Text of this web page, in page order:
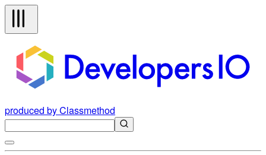
produced by Classmethod